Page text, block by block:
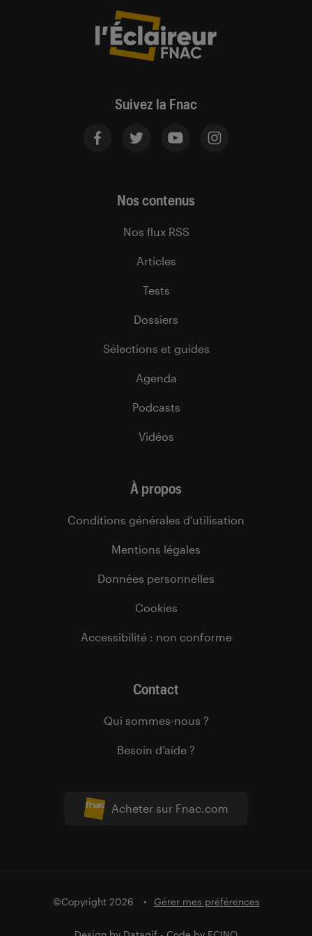
Suivez la Fnac
Acheter sur Fnac.com
Nos contenus
Nos flux RSS
Articles
Tests
Dossiers
Sélections et guides
Agenda
Podcasts
Vidéos
À propos
Conditions générales d’utilisation
Mentions légales
Données personnelles
Cookies
Accessibilité : non conforme
Contact
Qui sommes-nous ?
Besoin d’aide ?
©Copyright 2026 Gérer mes préférences